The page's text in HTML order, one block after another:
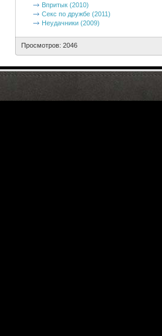
Впритык (2010)
Секс по дружбе (2011)
Неудачники (2009)
Просмотров: 2046